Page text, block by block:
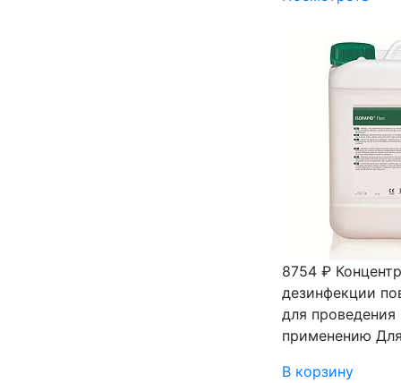
8754 ₽
дезинфекции
для проведения
применению
В корзину